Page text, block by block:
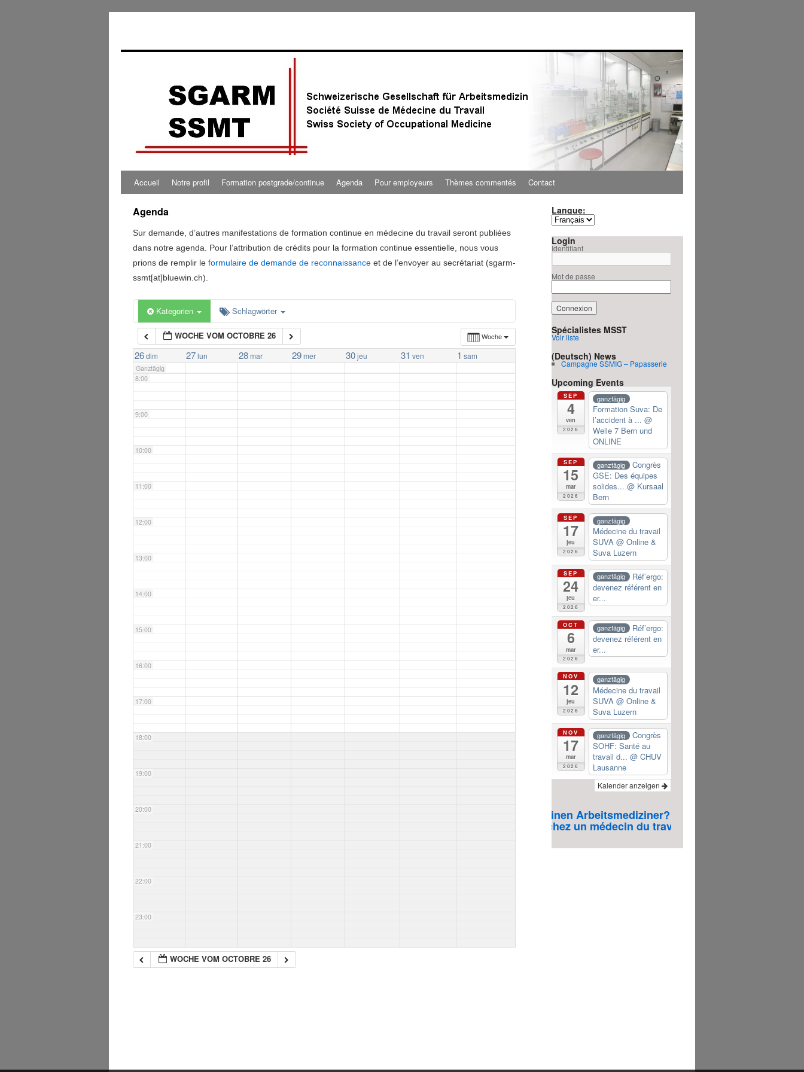
Accueil Notre profil Formation postgrade/continue Agenda Pour employeurs Thèmes commentés Contact
Agenda
Sur demande, d’autres manifestations de formation continue en médecine du travail seront publiées
dans notre agenda. Pour l’attribution de crédits pour la formation continue essentielle, nous vous
prions de remplir le formulaire de demande de reconnaissance et de l’envoyer au secrétariat (sgarm-
ssmt[at]bluewin.ch).
Kategorien Schlagwörter
Woche
WOCHE VOM OCTOBRE 26
26 dim 27 lun 28 mar 29 mer 30 jeu 31 ven 1 sam
Ganztägig
4:00
7:00
8:00
9:00
10:00
11:00
12:00
13:00
14:00
15:00
16:00
17:00
18:00
19:00
20:00
21:00
22:00
23:00
WOCHE VOM OCTOBRE 26
Langue:
Login
Identifiant
Mot de passe
Spécialistes MSST
Voir liste
(Deutsch) News
Campagne SSMIG – Papasserie
Upcoming Events
SEP
4
ven
2026
ganztägig
Formation Suva: De
l’accident à ... @
Welle 7 Bern und
ONLINE
SEP
15
mar
2026
ganztägig
Congrès
GSE: Des équipes
solides... @ Kursaal
Bern
SEP
17
jeu
2026
ganztägig
Médecine du travail
SUVA @ Online &
Suva Luzern
SEP
24
jeu
2026
ganztägig
Réf’ergo:
devenez référent en
er...
OCT
6
mar
2026
ganztägig
Réf’ergo:
devenez référent en
er...
NOV
12
jeu
2026
ganztägig
Médecine du travail
SUVA @ Online &
Suva Luzern
NOV
17
mar
2026
ganztägig
Congrès
SOHF: Santé au
travail d... @ CHUV
Lausanne
Kalender anzeigen
Sie suchen einen Arbeitsmediziner? klicken Sie hier
Vous recherchez un médecin du travail? Cliquez ici